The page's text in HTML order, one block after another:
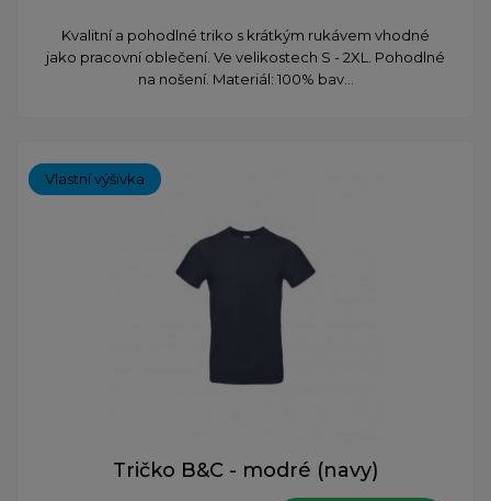
Kvalitní a pohodlné triko s krátkým rukávem vhodné
jako pracovní oblečení. Ve velikostech S - 2XL. Pohodlné
na nošení. Materiál: 100% bav...
Vlastní výšivka
Tričko B&C - modré (navy)